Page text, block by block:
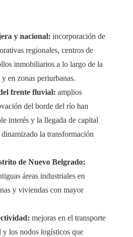
y nacional: incorporación de
regionales, centros de
inmobiliarios a lo largo de la
en zonas periurbanas.
frente fluvial: amplios
del borde del río han
interés y la llegada de capital
la transformación
de Nuevo Belgrado:
áreas industriales en
y viviendas con mayor
mejoras en el transporte
los nodos logísticos que